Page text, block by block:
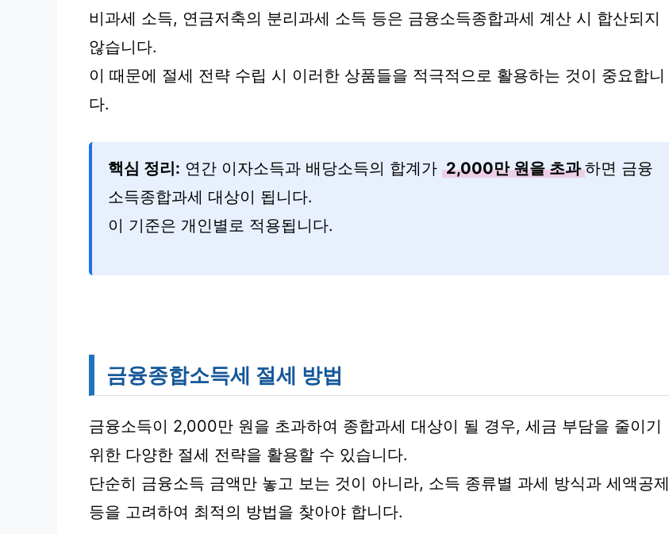
비과세 소득, 연금저축의 분리과세 소득 등은 금융소득종합과세 계산 시 합산되지
않습니다.
이 때문에 절세 전략 수립 시 이러한 상품들을 적극적으로 활용하는 것이 중요합니
다.
핵심 정리: 연간 이자소득과 배당소득의 합계가 2,000만 원을 초과 하면 금융
소득종합과세 대상이 됩니다.
이 기준은 개인별로 적용됩니다.
금융종합소득세 절세 방법
금융소득이 2,000만 원을 초과하여 종합과세 대상이 될 경우, 세금 부담을 줄이기
위한 다양한 절세 전략을 활용할 수 있습니다.
단순히 금융소득 금액만 놓고 보는 것이 아니라, 소득 종류별 과세 방식과 세액공제
등을 고려하여 최적의 방법을 찾아야 합니다.